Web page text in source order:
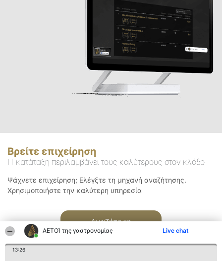
ΑΕΤΟΊ της γαστρονομίας Live chat
13:26
Βρείτε επιχείρηση
Η κατάταξη περιλαμβάνει τους καλύτερους στον κλάδο
Ψάχνετε επιχείρηση; Ελέγξτε τη μηχανή αναζήτησης.
Χρησιμοποιήστε την καλύτερη υπηρεσία
Αναζήτηση